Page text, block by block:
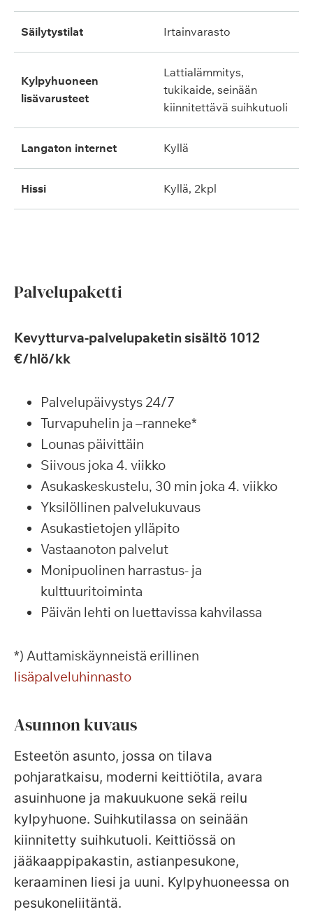
säilytystilat irtainvarasto
kylpyhuoneen
lisävarusteet
lattialämmitys,
tukikaide, seinään
kiinnitettävä suihkutuoli
langaton internet kyllä
hissi kyllä, 2kpl
Palvelupaketti
Kevytturva-palvelupaketin sisältö 1012
€/hlö/kk
Palvelupäivystys 24/7
Turvapuhelin ja –ranneke*
Lounas päivittäin
Siivous joka 4. viikko
Asukaskeskustelu, 30 min joka 4. viikko
Yksilöllinen palvelukuvaus
Asukastietojen ylläpito
Vastaanoton palvelut
Monipuolinen harrastus- ja
kulttuuritoiminta
Päivän lehti on luettavissa kahvilassa
*) Auttamiskäynneistä erillinen
lisäpalveluhinnasto
Asunnon kuvaus
Esteetön asunto, jossa on tilava
pohjaratkaisu, moderni keittiötila, avara
asuinhuone ja makuukuone sekä reilu
kylpyhuone. Suihkutilassa on seinään
kiinnitetty suihkutuoli. Keittiössä on
jääkaappipakastin, astianpesukone,
keraaminen liesi ja uuni. Kylpyhuoneessa on
pesukoneliitäntä.